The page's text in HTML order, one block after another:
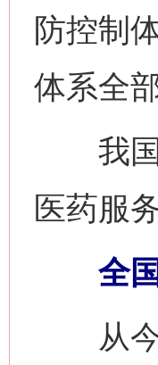
防控制
体系全
我国
医药服
全国
从今